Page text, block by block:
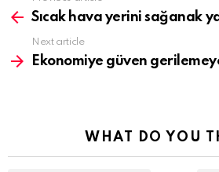
moreSıcak hava yerini sağanak
Next article
Ekonomiye güven
WHAT DO YOU